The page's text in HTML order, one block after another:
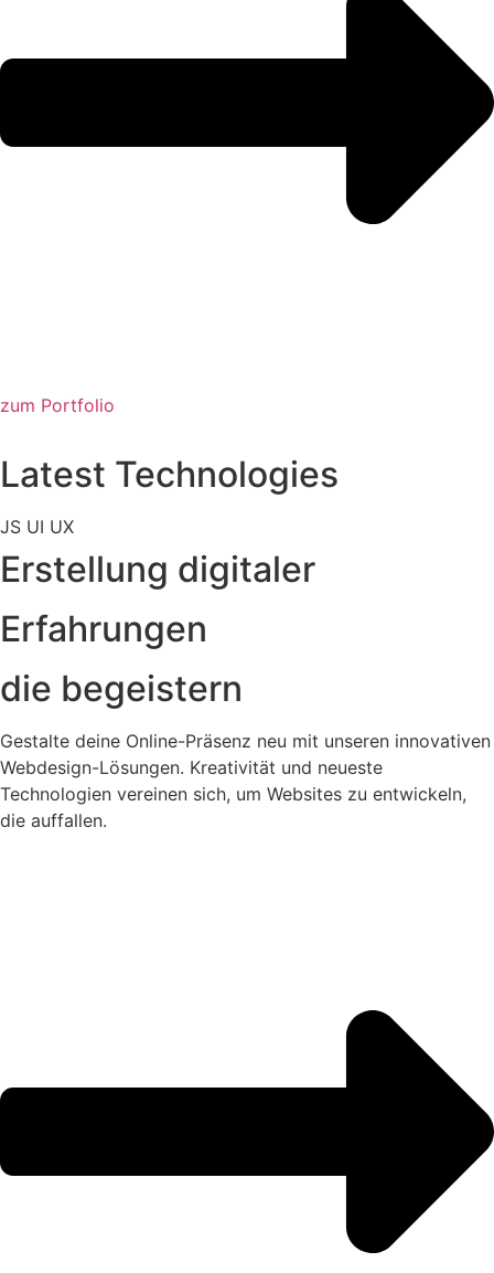
zum Portfolio
Latest Technologies
JS UI UX
Erstellung digitaler
Erfahrungen
die begeistern
Gestalte deine Online-Präsenz neu mit unseren innovativen
Webdesign-Lösungen. Kreativität und neueste
Technologien vereinen sich, um Websites zu entwickeln,
die auffallen.